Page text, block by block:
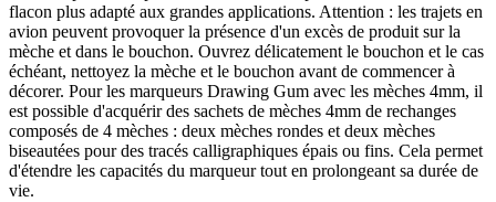
flacon plus adapté aux grandes applications. Attention : les trajets en
avion peuvent provoquer la présence d'un excès de produit sur la
mèche et dans le bouchon. Ouvrez délicatement le bouchon et le cas
échéant, nettoyez la mèche et le bouchon avant de commencer à
décorer. Pour les marqueurs Drawing Gum avec les mèches 4mm, il
est possible d'acquérir des sachets de mèches 4mm de rechanges
composés de 4 mèches : deux mèches rondes et deux mèches
biseautées pour des tracés calligraphiques épais ou fins. Cela permet
d'étendre les capacités du marqueur tout en prolongeant sa durée de
vie.